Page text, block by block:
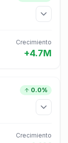
Crecimiento
+4.7M
0.0%
Crecimiento